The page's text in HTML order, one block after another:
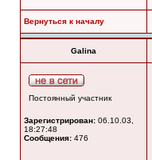
Вернуться к началу
Galina
Постоянный участник
Зарегистрирован: 06.10.03,
18:27:48
Сообщения: 476